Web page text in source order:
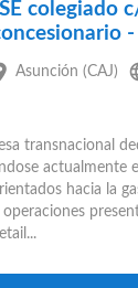
colegiado
-
Asunción (CAJ)
transnacional
actualmente
hacia la